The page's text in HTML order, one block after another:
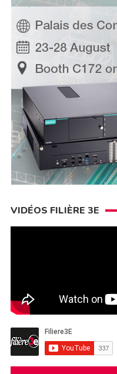
VIDÉOS FILIÈRE 3E